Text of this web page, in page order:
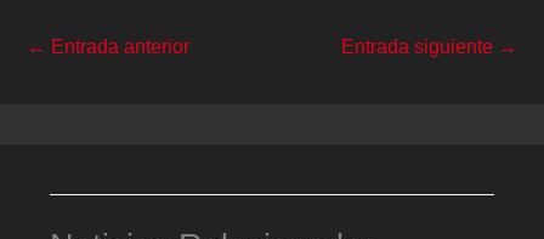
← Entrada anterior Entrada siguiente →